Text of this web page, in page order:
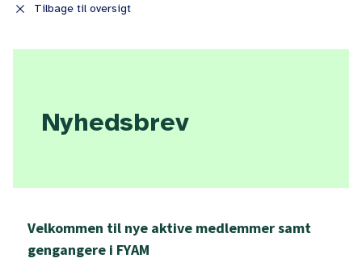
close Tilbage til oversigt
Nyhedsbrev
Velkommen til nye aktive medlemmer samt
gengangere i FYAM